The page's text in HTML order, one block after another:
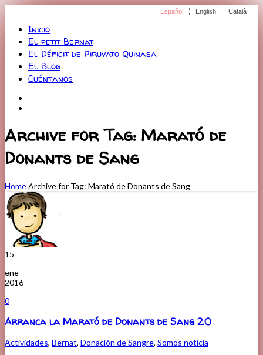
Español English Català
Inicio
El petit Bernat
El Déficit de Piruvato Quinasa
El Blog
Cuéntanos
Archive for Tag: Marató de
Donants de Sang
HomeArchive for Tag: Marató de Donants de Sang
15
ene
2016
0
Arranca la Marató de Donants de Sang 2.0
Actividades, Bernat, Donación de Sangre, Somos noticia